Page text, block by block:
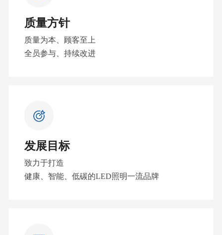
质量方针
质量为本、顾客至上
全员参与、持续改进
发展目标
致力于打造
健康、智能、低碳的LED照明一流品牌